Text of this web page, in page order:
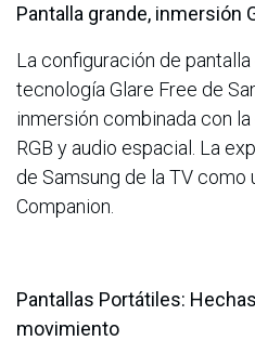
Pantalla grande, inmersión
La configuración de
tecnología Glare Free de
inmersión combinada con
RGB y audio espacial. La
de Samsung de la TV como
Companion.
Pantallas Portátiles:
movimiento